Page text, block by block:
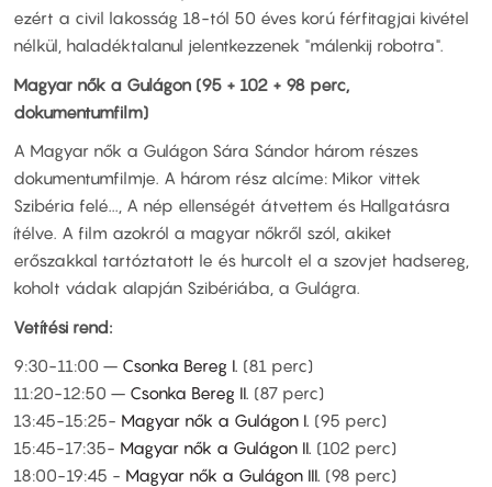
ezért a civil lakosság 18-tól 50 éves korú férfitagjai kivétel
nélkül, haladéktalanul jelentkezzenek "málenkij robotra".
Magyar nők a Gulágon (95 + 102 + 98 perc,
dokumentumfilm)
A Magyar nők a Gulágon Sára Sándor három részes
dokumentumfilmje. A három rész alcíme: Mikor vittek
Szibéria felé..., A nép ellenségét átvettem és Hallgatásra
ítélve. A film azokról a magyar nőkről szól, akiket
erőszakkal tartóztatott le és hurcolt el a szovjet hadsereg,
koholt vádak alapján Szibériába, a Gulágra.
Vetítési rend:
9:30-11:00 – Csonka Bereg I. (81 perc)
11:20-12:50 – Csonka Bereg II. (87 perc)
13:45-15:25- Magyar nők a Gulágon I. (95 perc)
15:45-17:35- Magyar nők a Gulágon II. (102 perc)
18:00-19:45 - Magyar nők a Gulágon III. (98 perc)